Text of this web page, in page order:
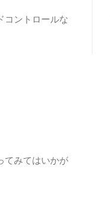
コントロールな
てみてはいかが